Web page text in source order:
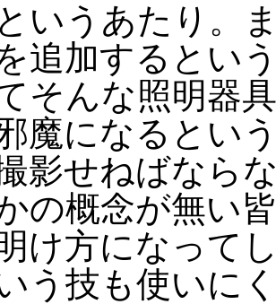
というあたり。
追加するとい
そんな照明器
魔になるとい
影せねばなら
の概念が無い
け方になって
う技も使いに